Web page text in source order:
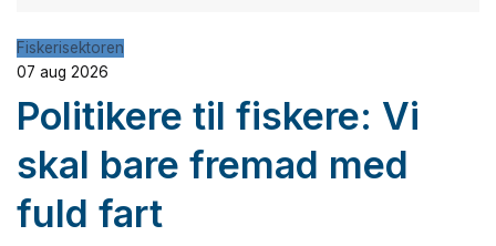
Fiskerisektoren
07 aug 2026
Politikere til fiskere: Vi
skal bare fremad med
fuld fart